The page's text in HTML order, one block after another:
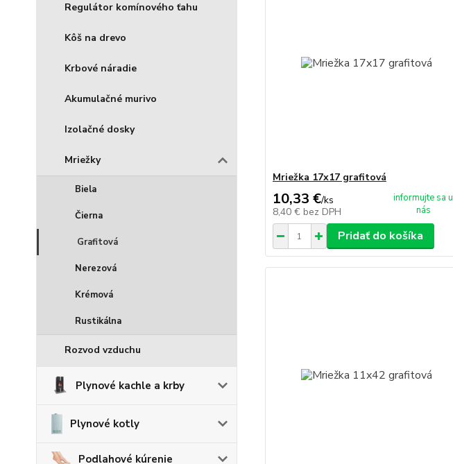
Regulátor komínového ťahu
Kôš na drevo
Krbové náradie
Akumulačné murivo
Izolačné dosky
Mriežky
Biela
Čierna
Grafitová
Nerezová
Krémová
Rustikálna
Rozvod vzduchu
Plynové kachle a krby
Plynové kotly
Podlahové kúrenie
Mriežka 17x17 grafitová
10,33 €/ks
8,40 € bez DPH
informujte sa u
nás
Pridať do košíka